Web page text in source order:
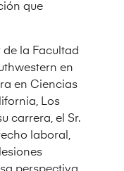
que
de la Facultad
en
en Ciencias
Los
carrera, el Sr.
laboral,